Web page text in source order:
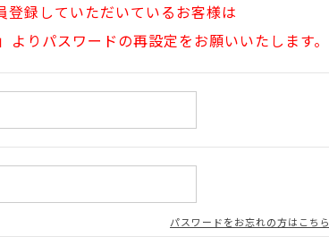
録していただいているお客様は
りパスワードの再設定をお願いいたします。
パスワードをお忘れの方はこちら